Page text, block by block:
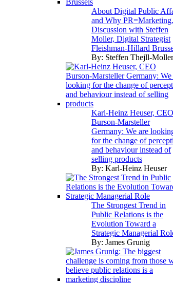
About Digital Public
and Why
Discussion with Steffen
Moller, Digital Strategist
Fleishman-Hillard
By: Steffen Thejll-Moller
Karl-Heinz Heuser, CEO
Burson-Marsteller
Germany: We are
for the change of
and behaviour instead of
selling products
By: Karl-Heinz Heuser
The Strongest Trend in
Public Relations is the
Evolution Toward a
Strategic Managerial
By: James Grunig